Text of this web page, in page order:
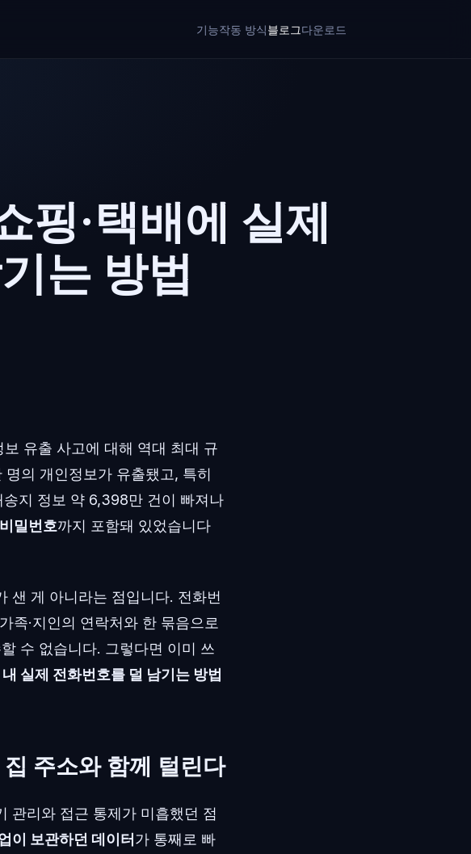
기능작동 방식블로그다운로드
핑·택배에 실제
는 방법
유출 사고에 대해 역대 최대 규
의 개인정보가 유출됐고, 특히
지 정보 약 6,398만 건이 빠져나
밀번호까지 포함돼 있었습니다
샌 게 아니라는 점입니다. 전화번
족·지인의 연락처와 한 묶음으로
수 없습니다. 그렇다면 이미 쓰
실제 전화번호를 덜 남기는 방법
주소와 함께 털린다
관리와 접근 통제가 미흡했던 점
이 보관하던 데이터 가 통째로 빠